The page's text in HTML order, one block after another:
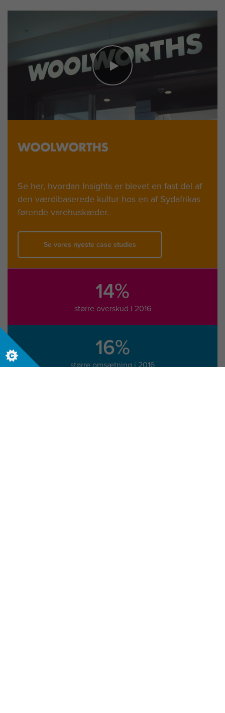
Se her, hvordan Insights er blevet en fast del af
den værdibaserede kultur hos en af Sydafrikas
førende varehuskæder.
Se vores nyeste case studies
14%
større overskud i 2016
16%
større omsætning i 2016